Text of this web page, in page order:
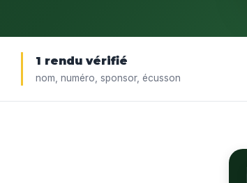
1 rendu vérifié
nom, numéro, sponsor, écusson